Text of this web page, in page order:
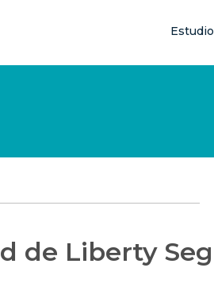
de Liberty